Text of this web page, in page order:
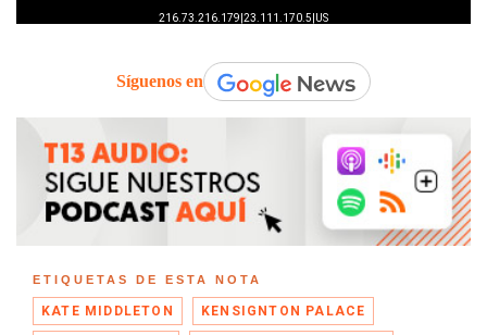
Síguenos en
ETIQUETAS DE ESTA NOTA
KATE MIDDLETON KENSIGNTON PALACE